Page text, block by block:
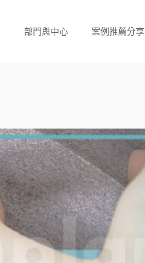
部門與中心 案例推薦分享